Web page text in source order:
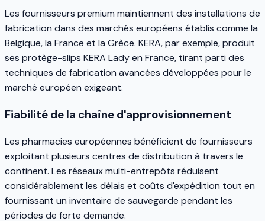
Les fournisseurs premium maintiennent des installations de
fabrication dans des marchés européens établis comme la
Belgique, la France et la Grèce. KERA, par exemple, produit
ses protège-slips KERA Lady en France, tirant parti des
techniques de fabrication avancées développées pour le
marché européen exigeant.
Fiabilité de la chaîne d'approvisionnement
Les pharmacies européennes bénéficient de fournisseurs
exploitant plusieurs centres de distribution à travers le
continent. Les réseaux multi-entrepôts réduisent
considérablement les délais et coûts d'expédition tout en
fournissant un inventaire de sauvegarde pendant les
périodes de forte demande.